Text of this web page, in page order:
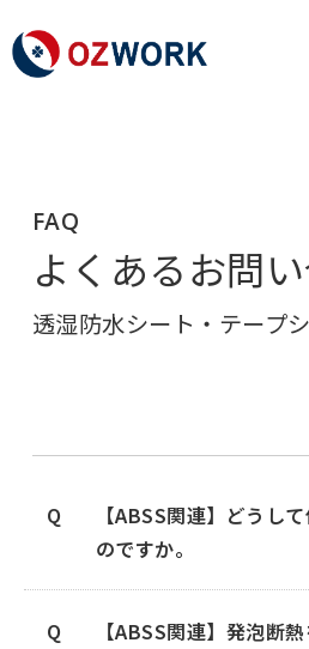
FAQ
よくあるお問
透湿防水シート・テープ
【ABSS関連】どうし
のですか。
【ABSS関連】発泡断